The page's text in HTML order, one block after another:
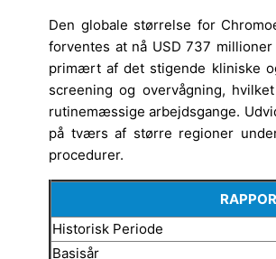
Den globale størrelse for
forventes at nå USD 737
primært af det stigende kliniske
screening og overvågning,
rutinemæssige arbejdsgange.
på tværs af større regioner
procedurer.
Historisk Periode
Basisår